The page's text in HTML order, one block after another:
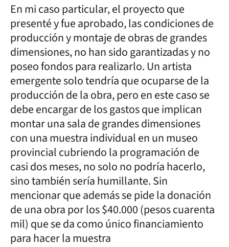
En mi caso particular, el proyecto que
presenté y fue aprobado, las condiciones de
producción y montaje de obras de grandes
dimensiones, no han sido garantizadas y no
poseo fondos para realizarlo. Un artista
emergente solo tendría que ocuparse de la
producción de la obra, pero en este caso se
debe encargar de los gastos que implican
montar una sala de grandes dimensiones
con una muestra individual en un museo
provincial cubriendo la programación de
casi dos meses, no solo no podría hacerlo,
sino también sería humillante. Sin
mencionar que además se pide la donación
de una obra por los $40.000 (pesos cuarenta
mil) que se da como único financiamiento
para hacer la muestra